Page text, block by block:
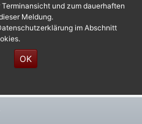
und zum dauerhaften
Meldung.
im Abschnitt
OK